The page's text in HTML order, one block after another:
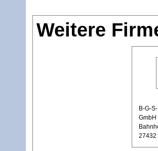
Weitere
B-G-
GmbH
27432